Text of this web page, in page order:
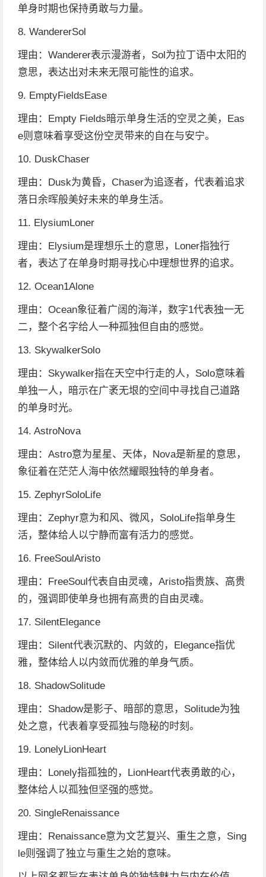
单身时期也保持勇敢与力量。
8. WandererSol
理由：Wanderer表示漫游者，Sol为拉丁语中太阳的
意思，表达出对未来无限可能性的追求。
9. EmptyFieldsEase
理由：Empty Fields暗示单身生活的空灵之美，Eas
e则意味着享受这份空灵带来的自在与安宁。
10. DuskChaser
理由：Dusk为黄昏，Chaser为追逐者，代表着追求
落日余晖般美好未来的单身生活。
11. ElysiumLoner
理由：Elysium是理想乐土的意思，Loner指独行
者，表达了在单身时期寻找心中理想世界的追求。
12. Ocean1Alone
理由：Ocean象征着广阔的海洋，数字1代表独一无
二，整个名字给人一种孤独但自由的感觉。
13. SkywalkerSolo
理由：Skywalker指在天空中行走的人，Solo意味着
单独一人，暗示在广袤无垠的空间中寻找自己道路
的单身时光。
14. AstroNova
理由：Astro意为星星、天体，Nova是新星的意思，
象征着在茫茫人海中依然耀眼独特的单身者。
15. ZephyrSoloLife
理由：Zephyr意为和风、微风，SoloLife指单身生
活，整体给人以宁静而富有活力的感觉。
16. FreeSoulAristo
理由：FreeSoul代表自由灵魂，Aristo指贵族、高贵
的，强调即使单身也拥有高贵的自由灵魂。
17. SilentElegance
理由：Silent代表沉默的、内敛的，Elegance指优
雅，整体给人以内敛而优雅的单身气质。
18. ShadowSolitude
理由：Shadow是影子、暗部的意思，Solitude为独
处之意，代表着享受孤独与隐秘的时刻。
19. LonelyLionHeart
理由：Lonely指孤独的，LionHeart代表勇敢的心，
整体给人以孤独但坚强的感觉。
20. SingleRenaissance
理由：Renaissance意为文艺复兴、重生之意，Sing
le则强调了独立与重生之始的意味。